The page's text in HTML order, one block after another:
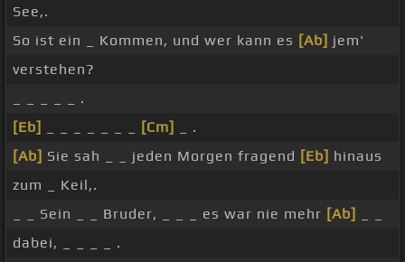
See,.
So ist ein _ Kommen, und wer kann es [Ab] jem'
verstehen?
_ _ _ _ _ .
[Eb]
[Cm]
_ .
[Ab] Sie sah _ _ jeden Morgen fragend [Eb] hinaus
zum _ Keil,.
_ _ Sein _ _ Bruder, _ _ _ es war nie mehr [Ab]
dabei, _ _ _ _ .